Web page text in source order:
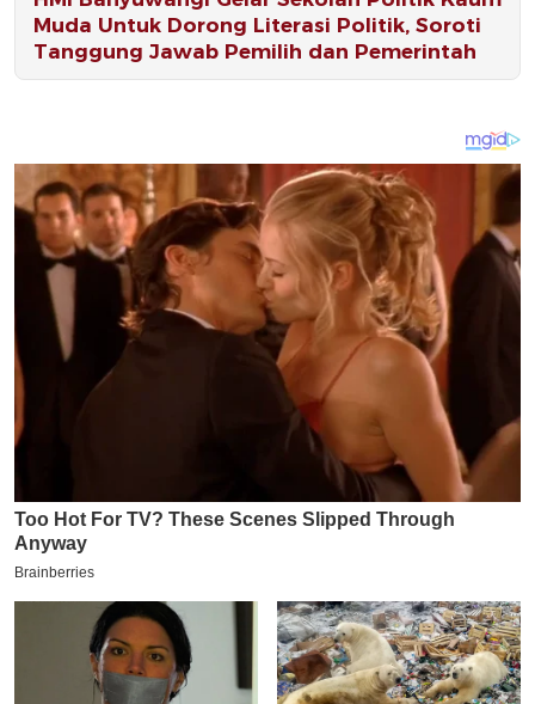
Muda Untuk Dorong Literasi Politik, Soroti
Tanggung Jawab Pemilih dan Pemerintah